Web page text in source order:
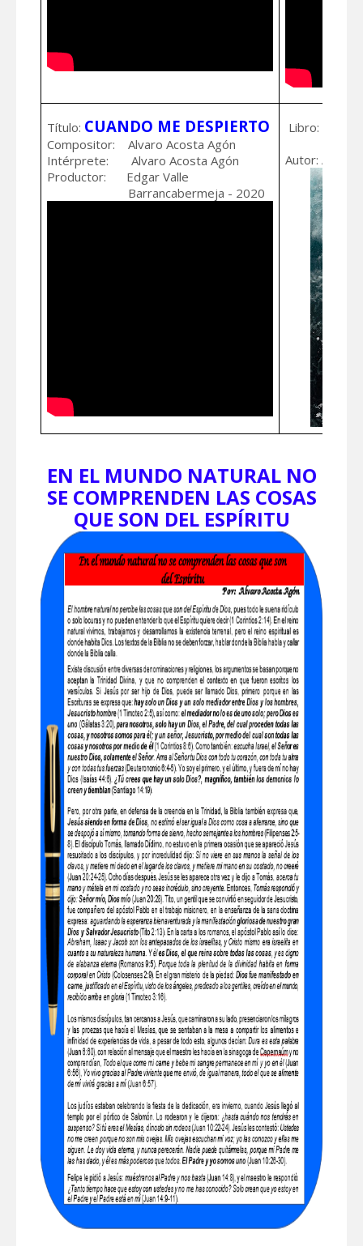
Título: CUANDO ME DESPIERTO
Compositor: Alvaro Acosta Agón
Intérprete: Alvaro Acosta Agón
Productor: Edgar Valle
Barrancabermeja - 2020
Libro:
Autor: Alvaro
EN EL MUNDO NATURAL NO
SE COMPRENDEN LAS COSAS
QUE SON DEL ESPÍRITU